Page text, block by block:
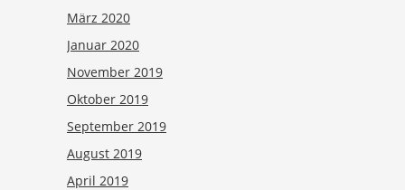
März 2020
Januar 2020
November 2019
Oktober 2019
September 2019
August 2019
April 2019